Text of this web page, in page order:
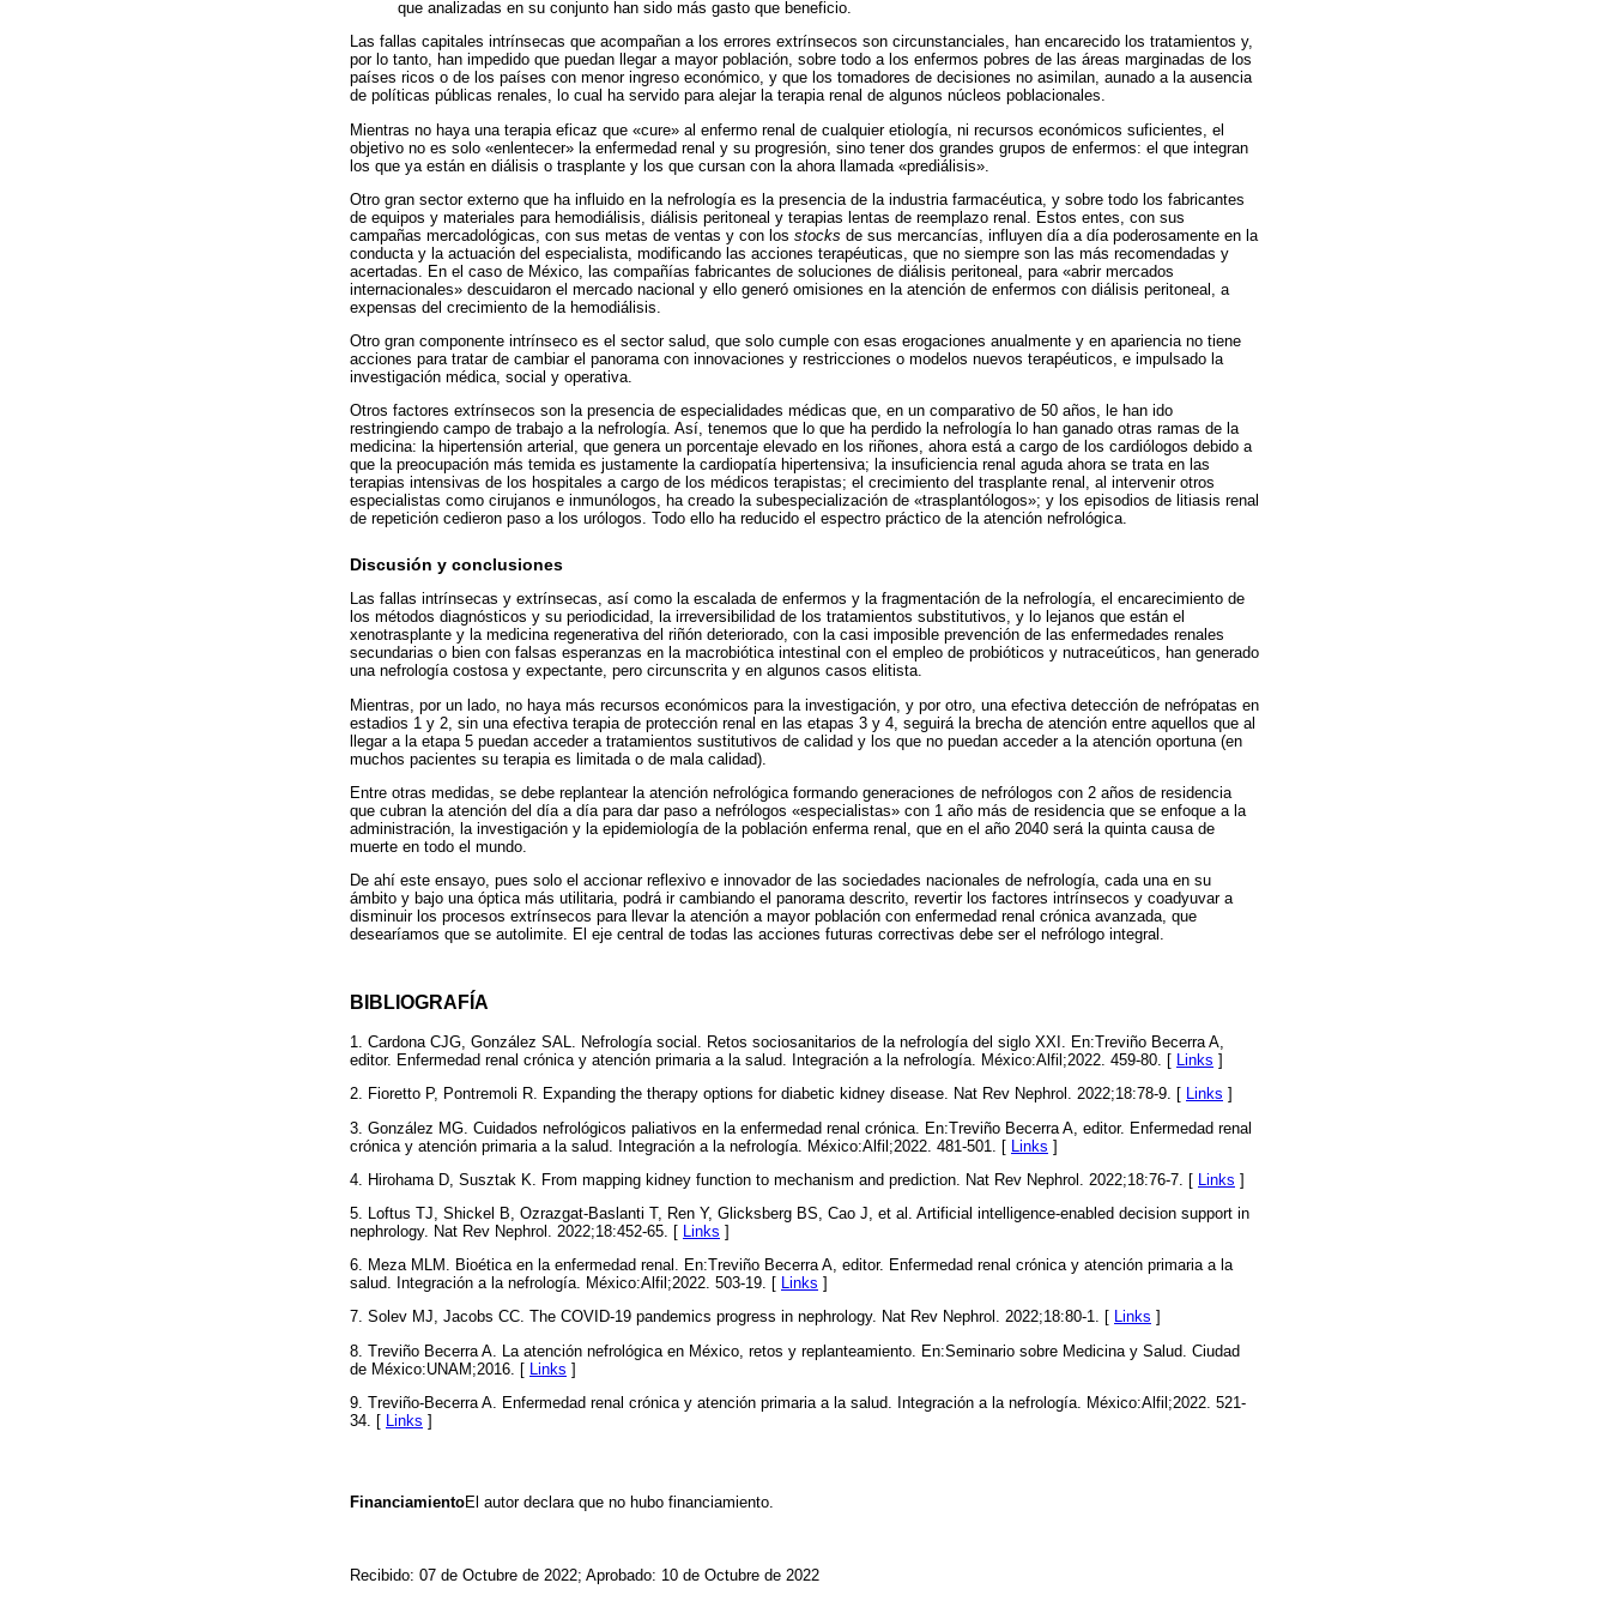
que analizadas en su conjunto han sido más gasto que beneficio.
Las fallas capitales intrínsecas que acompañan a los errores extrínsecos son circunstanciales, han encarecido los tratamientos y,
por lo tanto, han impedido que puedan llegar a mayor población, sobre todo a los enfermos pobres de las áreas marginadas de los
países ricos o de los países con menor ingreso económico, y que los tomadores de decisiones no asimilan, aunado a la ausencia
de políticas públicas renales, lo cual ha servido para alejar la terapia renal de algunos núcleos poblacionales.
Mientras no haya una terapia eficaz que «cure» al enfermo renal de cualquier etiología, ni recursos económicos suficientes, el
objetivo no es solo «enlentecer» la enfermedad renal y su progresión, sino tener dos grandes grupos de enfermos: el que integran
los que ya están en diálisis o trasplante y los que cursan con la ahora llamada «prediálisis».
Otro gran sector externo que ha influido en la nefrología es la presencia de la industria farmacéutica, y sobre todo los fabricantes
de equipos y materiales para hemodiálisis, diálisis peritoneal y terapias lentas de reemplazo renal. Estos entes, con sus
campañas mercadológicas, con sus metas de ventas y con los stocks de sus mercancías, influyen día a día poderosamente en la
conducta y la actuación del especialista, modificando las acciones terapéuticas, que no siempre son las más recomendadas y
acertadas. En el caso de México, las compañías fabricantes de soluciones de diálisis peritoneal, para «abrir mercados
internacionales» descuidaron el mercado nacional y ello generó omisiones en la atención de enfermos con diálisis peritoneal, a
expensas del crecimiento de la hemodiálisis.
Otro gran componente intrínseco es el sector salud, que solo cumple con esas erogaciones anualmente y en apariencia no tiene
acciones para tratar de cambiar el panorama con innovaciones y restricciones o modelos nuevos terapéuticos, e impulsado la
investigación médica, social y operativa.
Otros factores extrínsecos son la presencia de especialidades médicas que, en un comparativo de 50 años, le han ido
restringiendo campo de trabajo a la nefrología. Así, tenemos que lo que ha perdido la nefrología lo han ganado otras ramas de la
medicina: la hipertensión arterial, que genera un porcentaje elevado en los riñones, ahora está a cargo de los cardiólogos debido a
que la preocupación más temida es justamente la cardiopatía hipertensiva; la insuficiencia renal aguda ahora se trata en las
terapias intensivas de los hospitales a cargo de los médicos terapistas; el crecimiento del trasplante renal, al intervenir otros
especialistas como cirujanos e inmunólogos, ha creado la subespecialización de «trasplantólogos»; y los episodios de litiasis renal
de repetición cedieron paso a los urólogos. Todo ello ha reducido el espectro práctico de la atención nefrológica.
Discusión y conclusiones
Las fallas intrínsecas y extrínsecas, así como la escalada de enfermos y la fragmentación de la nefrología, el encarecimiento de
los métodos diagnósticos y su periodicidad, la irreversibilidad de los tratamientos substitutivos, y lo lejanos que están el
xenotrasplante y la medicina regenerativa del riñón deteriorado, con la casi imposible prevención de las enfermedades renales
secundarias o bien con falsas esperanzas en la macrobiótica intestinal con el empleo de probióticos y nutraceúticos, han generado
una nefrología costosa y expectante, pero circunscrita y en algunos casos elitista.
Mientras, por un lado, no haya más recursos económicos para la investigación, y por otro, una efectiva detección de nefrópatas en
estadios 1 y 2, sin una efectiva terapia de protección renal en las etapas 3 y 4, seguirá la brecha de atención entre aquellos que al
llegar a la etapa 5 puedan acceder a tratamientos sustitutivos de calidad y los que no puedan acceder a la atención oportuna (en
muchos pacientes su terapia es limitada o de mala calidad).
Entre otras medidas, se debe replantear la atención nefrológica formando generaciones de nefrólogos con 2 años de residencia
que cubran la atención del día a día para dar paso a nefrólogos «especialistas» con 1 año más de residencia que se enfoque a la
administración, la investigación y la epidemiología de la población enferma renal, que en el año 2040 será la quinta causa de
muerte en todo el mundo.
De ahí este ensayo, pues solo el accionar reflexivo e innovador de las sociedades nacionales de nefrología, cada una en su
ámbito y bajo una óptica más utilitaria, podrá ir cambiando el panorama descrito, revertir los factores intrínsecos y coadyuvar a
disminuir los procesos extrínsecos para llevar la atención a mayor población con enfermedad renal crónica avanzada, que
desearíamos que se autolimite. El eje central de todas las acciones futuras correctivas debe ser el nefrólogo integral.
BIBLIOGRAFÍA
1. Cardona CJG, González SAL. Nefrología social. Retos sociosanitarios de la nefrología del siglo XXI. En:Treviño Becerra A,
editor. Enfermedad renal crónica y atención primaria a la salud. Integración a la nefrología. México:Alfil;2022. 459-80. [ Links ]
2. Fioretto P, Pontremoli R. Expanding the therapy options for diabetic kidney disease. Nat Rev Nephrol. 2022;18:78-9. [ Links ]
3. González MG. Cuidados nefrológicos paliativos en la enfermedad renal crónica. En:Treviño Becerra A, editor. Enfermedad renal
crónica y atención primaria a la salud. Integración a la nefrología. México:Alfil;2022. 481-501. [ Links ]
4. Hirohama D, Susztak K. From mapping kidney function to mechanism and prediction. Nat Rev Nephrol. 2022;18:76-7. [
Links ]
5. Loftus TJ, Shickel B, Ozrazgat-Baslanti T, Ren Y, Glicksberg BS, Cao J, et al. Artificial intelligence-enabled decision support in
nephrology. Nat Rev Nephrol. 2022;18:452-65. [ Links ]
6. Meza MLM. Bioética en la enfermedad renal. En:Treviño Becerra A, editor. Enfermedad renal crónica y atención primaria a la
salud. Integración a la nefrología. México:Alfil;2022. 503-19. [ Links ]
7. Solev MJ, Jacobs CC. The COVID-19 pandemics progress in nephrology. Nat Rev Nephrol. 2022;18:80-1. [ Links ]
8. Treviño Becerra A. La atención nefrológica en México, retos y replanteamiento. En:Seminario sobre Medicina y Salud. Ciudad
de México:UNAM;2016. [ Links ]
9. Treviño-Becerra A. Enfermedad renal crónica y atención primaria a la salud. Integración a la nefrología. México:Alfil;2022. 521-
34. [
Links ]
FinanciamientoEl autor declara que no hubo financiamiento.
Recibido: 07 de Octubre de 2022; Aprobado: 10 de Octubre de 2022